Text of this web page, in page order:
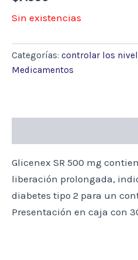
Sin existencias
Categorías: controlar los
Medicamentos
Glicenex SR 500 mg
liberación prolongada,
diabetes tipo 2 para un
Presentación en caja con